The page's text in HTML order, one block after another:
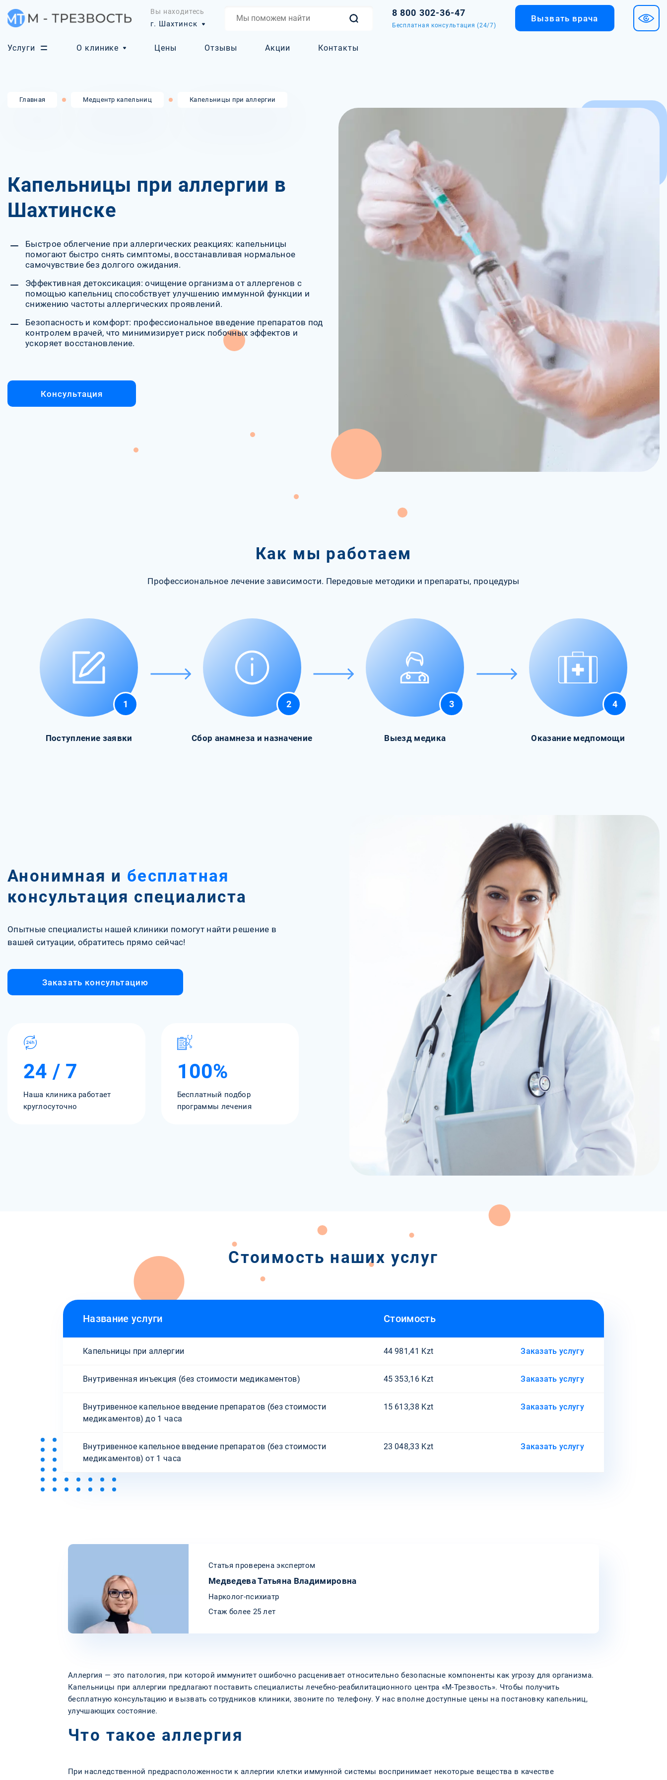
Вы находитесь
г. Шахтинск
8 800 302-36-47
Бесплатная консультация (24/7)
Вызвать врача
Услуги О клинике Цены Отзывы Акции Контакты
Главная Медцентр капельниц Капельницы при аллергии
Капельницы при аллергии в
Шахтинске
Быстрое облегчение при аллергических реакциях: капельницы
помогают быстро снять симптомы, восстанавливая нормальное
самочувствие без долгого ожидания.
Эффективная детоксикация: очищение организма от аллергенов с
помощью капельниц способствует улучшению иммунной функции и
снижению частоты аллергических проявлений.
Безопасность и комфорт: профессиональное введение препаратов под
контролем врачей, что минимизирует риск побочных эффектов и
ускоряет восстановление.
Консультация
Как мы работаем
Профессиональное лечение зависимости. Передовые методики и препараты, процедуры
1
Поступление заявки
2
Сбор анамнеза и назначение
3
Выезд медика
4
Оказание медпомощи
Анонимная и бесплатная
консультация специалиста
Опытные специалисты нашей клиники помогут найти решение в
вашей ситуации, обратитесь прямо сейчас!
Заказать консультацию
24 / 7
Наша клиника работает
круглосуточно
100%
Бесплатный подбор
программы лечения
Стоимость наших услуг
Название услуги Стоимость
Капельницы при аллергии 44 981,41 Kzt Заказать услугу
Внутривенная инъекция (без стоимости медикаментов) 45 353,16 Kzt Заказать услугу
Внутривенное капельное введение препаратов (без стоимости
медикаментов) до 1 часа
15 613,38 Kzt Заказать услугу
Внутривенное капельное введение препаратов (без стоимости
медикаментов) от 1 часа
23 048,33 Kzt Заказать услугу
Статья проверена экспертом
Медведева Татьяна Владимировна
Нарколог-психиатр
Стаж более 25 лет
Аллергия — это патология, при которой иммунитет ошибочно расценивает относительно безопасные компоненты как угрозу для организма.
Капельницы при аллергии предлагают поставить специалисты лечебно-реабилитационного центра «М-Трезвость». Чтобы получить
бесплатную консультацию и вызвать сотрудников клиники, звоните по телефону. У нас вполне доступные цены на постановку капельниц,
улучшающих состояние.
Что такое аллергия
При наследственной предрасположенности к аллергии клетки иммунной системы воспринимает некоторые вещества в качестве